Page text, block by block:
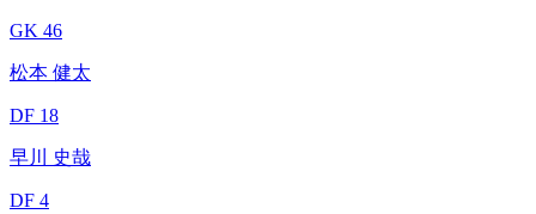
GK 46
松本 健太
DF 18
早川 史哉
DF 4